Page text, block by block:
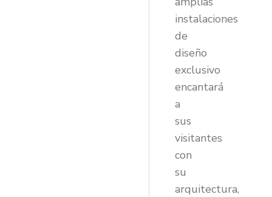
instalaciones
de
diseño
exclusivo
encantará
a
sus
visitantes
con
su
arquitectura,